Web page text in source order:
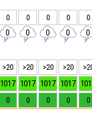
0 0 0 0 0
0 0 0 0 0
>20 >20 >20 >20
1017 1017 1017 1017
0 0 0 0 0